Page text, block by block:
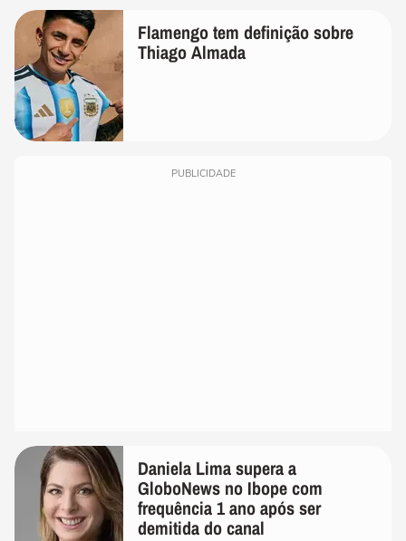
Flamengo tem definição sobre
Thiago Almada
PUBLICIDADE
Daniela Lima supera a
GloboNews no Ibope com
frequência 1 ano após ser
demitida do canal